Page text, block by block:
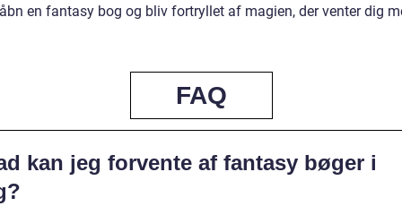
en fantasy bog og bliv fortryllet af magien, der venter dig
FAQ
kan jeg forvente af fantasy bøger i